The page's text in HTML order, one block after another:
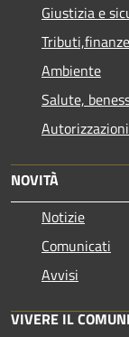
Giustizia e
Ambiente
Salute,
Autorizzazioni
NOVITÀ
Notizie
Comunicati
Avvisi
VIVERE IL